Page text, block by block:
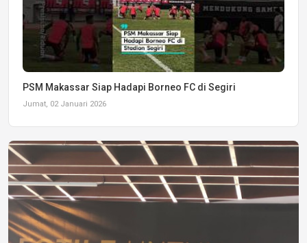
PSM Makassar Siap Hadapi Borneo FC di Segiri
Jumat, 02 Januari 2026